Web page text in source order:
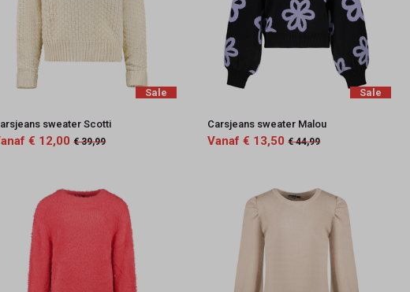
Sale
sweater Scotti
€ 12,00 € 39,99
Sale
Carsjeans sweater Malou
Vanaf € 13,50 € 44,99